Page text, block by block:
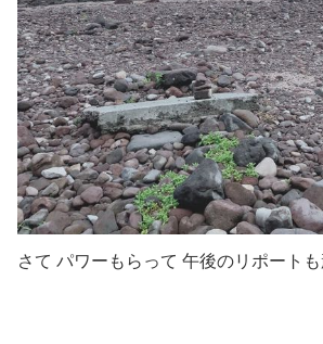
さて パワーもらって 午後のリポート